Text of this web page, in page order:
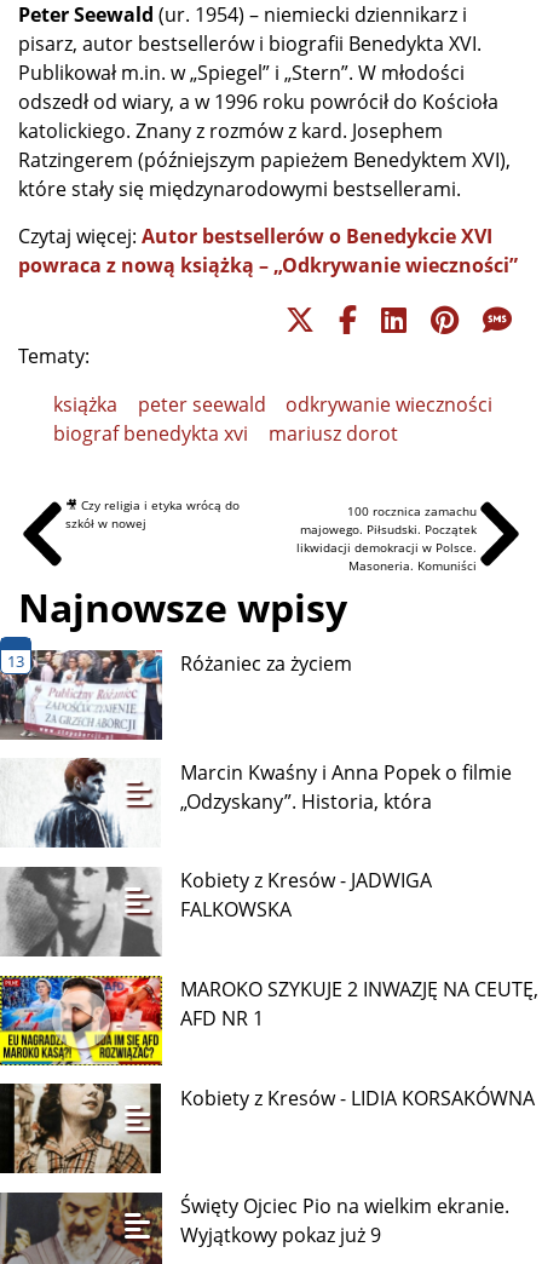
Peter Seewald (ur. 1954) – niemiecki dziennikarz i
pisarz, autor bestsellerów i biografii Benedykta XVI.
Publikował m.in. w „Spiegel” i „Stern”. W młodości
odszedł od wiary, a w 1996 roku powrócił do Kościoła
katolickiego. Znany z rozmów z kard. Josephem
Ratzingerem (późniejszym papieżem Benedyktem XVI),
które stały się międzynarodowymi bestsellerami.
Czytaj więcej: Autor bestsellerów o Benedykcie XVI
powraca z nową książką – „Odkrywanie wieczności”
Tematy:
książka
peter seewald
odkrywanie wieczności
biograf benedykta xvi
mariusz dorot
🎥 Czy religia i etyka wrócą do
szkół w nowej
100 rocznica zamachu
majowego. Piłsudski. Początek
likwidacji demokracji w Polsce.
Masoneria. Komuniści
Najnowsze wpisy
13 Różaniec za życiem
Marcin Kwaśny i Anna Popek o filmie
„Odzyskany”. Historia, która
Kobiety z Kresów - JADWIGA
FALKOWSKA
MAROKO SZYKUJE 2 INWAZJĘ NA CEUTĘ,
AFD NR 1
Kobiety z Kresów - LIDIA KORSAKÓWNA
Święty Ojciec Pio na wielkim ekranie.
Wyjątkowy pokaz już 9